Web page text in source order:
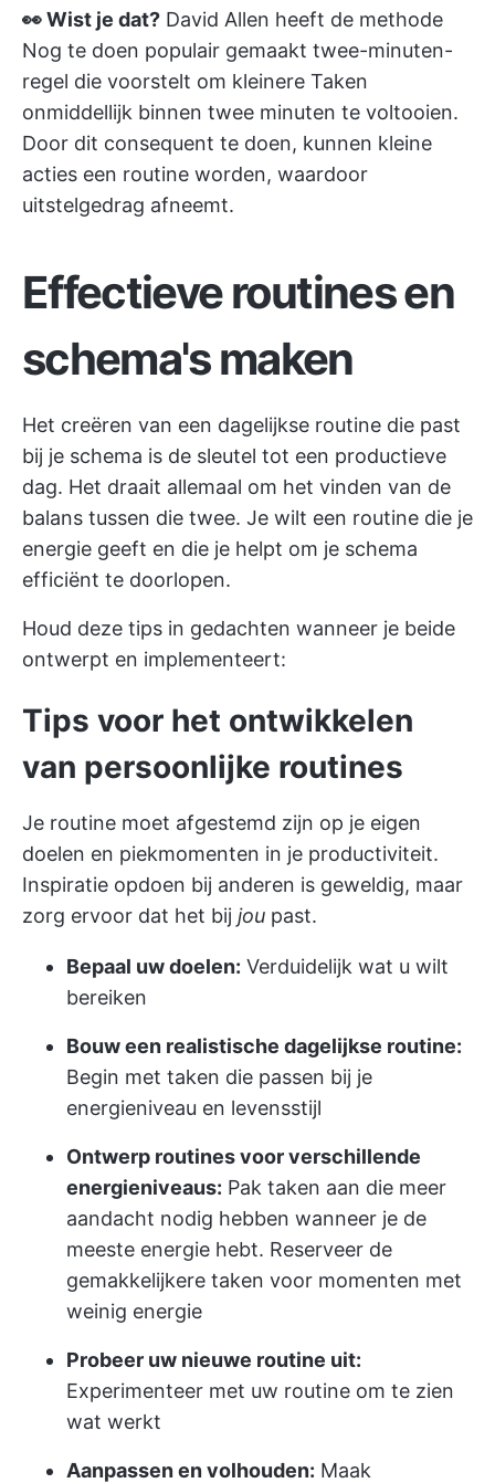
👀 Wist je dat? David Allen heeft de methode
Nog te doen populair gemaakt twee-minuten-
regel die voorstelt om kleinere Taken
onmiddellijk binnen twee minuten te voltooien.
Door dit consequent te doen, kunnen kleine
acties een routine worden, waardoor
uitstelgedrag afneemt.
Effectieve routines en
schema's maken
Het creëren van een dagelijkse routine die past
bij je schema is de sleutel tot een productieve
dag. Het draait allemaal om het vinden van de
balans tussen die twee. Je wilt een routine die je
energie geeft en die je helpt om je schema
efficiënt te doorlopen.
Houd deze tips in gedachten wanneer je beide
ontwerpt en implementeert:
Tips voor het ontwikkelen
van persoonlijke routines
Je routine moet afgestemd zijn op je eigen
doelen en piekmomenten in je productiviteit.
Inspiratie opdoen bij anderen is geweldig, maar
zorg ervoor dat het bij jou past.
Bepaal uw doelen: Verduidelijk wat u wilt
bereiken
Bouw een realistische dagelijkse routine:
Begin met taken die passen bij je
energieniveau en levensstijl
Ontwerp routines voor verschillende
energieniveaus: Pak taken aan die meer
aandacht nodig hebben wanneer je de
meeste energie hebt. Reserveer de
gemakkelijkere taken voor momenten met
weinig energie
Probeer uw nieuwe routine uit:
Experimenteer met uw routine om te zien
wat werkt
Aanpassen en volhouden: Maak